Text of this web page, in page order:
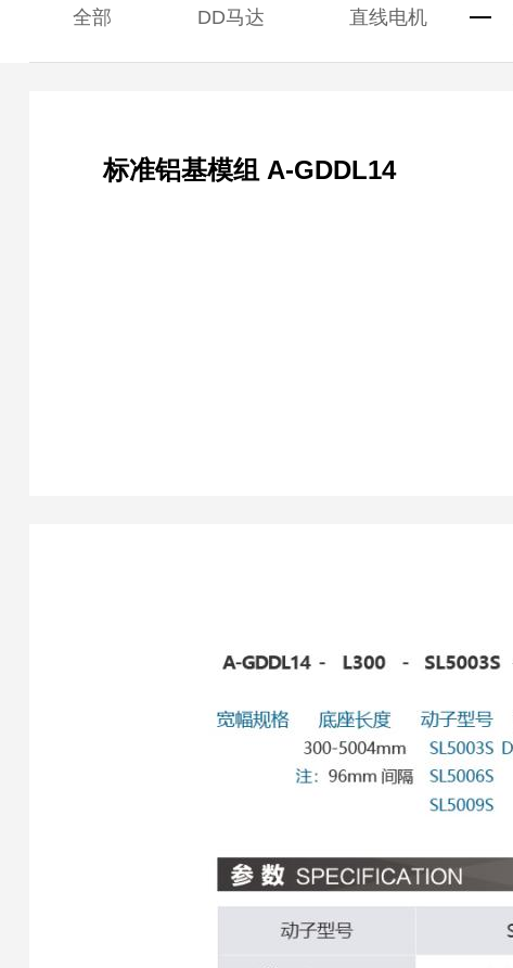
全部 DD马达 直线电机
标准铝基模组 A-GDDL14